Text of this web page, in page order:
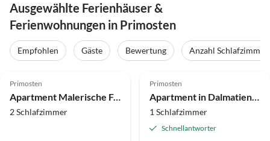
Ausgewählte Ferienhäuser &
Ferienwohnungen in Primosten
Empfohlen Gäste Bewertung Anzahl Schlafzimmer
Primosten
Apartment Malerische Ferienwohnung in Primošten
2 Schlafzimmer
Primosten
Apartment in Dalmatien mit Gartenblick
1 Schlafzimmer
Schnellantworter